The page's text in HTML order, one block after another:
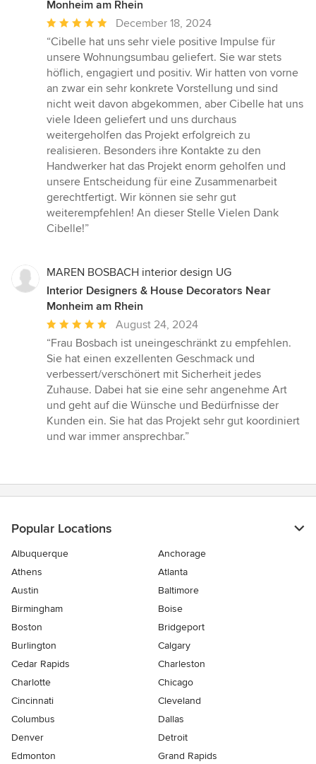
Monheim am Rhein
Average
rating:
5
out
of
5
stars
December 18, 2024
“Cibelle hat uns sehr viele positive Impulse für
unsere Wohnungsumbau geliefert. Sie war stets
höflich, engagiert und positiv. Wir hatten von vorne
an zwar ein sehr konkrete Vorstellung und sind
nicht weit davon abgekommen, aber Cibelle hat uns
viele Ideen geliefert und uns durchaus
weitergeholfen das Projekt erfolgreich zu
realisieren. Besonders ihre Kontakte zu den
Handwerker hat das Projekt enorm geholfen und
unsere Entscheidung für eine Zusammenarbeit
gerechtfertigt. Wir können sie sehr gut
weiterempfehlen! An dieser Stelle Vielen Dank
Cibelle!”
MAREN BOSBACH interior design UG
Interior Designers & House Decorators Near
Monheim am Rhein
Average
rating:
5
out
of
5
stars
August 24, 2024
“Frau Bosbach ist uneingeschränkt zu empfehlen.
Sie hat einen exzellenten Geschmack und
verbessert/verschönert mit Sicherheit jedes
Zuhause. Dabei hat sie eine sehr angenehme Art
und geht auf die Wünsche und Bedürfnisse der
Kunden ein. Sie hat das Projekt sehr gut koordiniert
und war immer ansprechbar.”
Popular Locations
Albuquerque
Anchorage
Athens
Atlanta
Austin
Baltimore
Birmingham
Boise
Boston
Bridgeport
Burlington
Calgary
Cedar Rapids
Charleston
Charlotte
Chicago
Cincinnati
Cleveland
Columbus
Dallas
Denver
Detroit
Edmonton
Grand Rapids